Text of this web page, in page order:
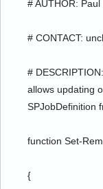
# AUTHOR: Paul
# CONTACT:
#
allows updating
SPJobDefinition
function Set-
{